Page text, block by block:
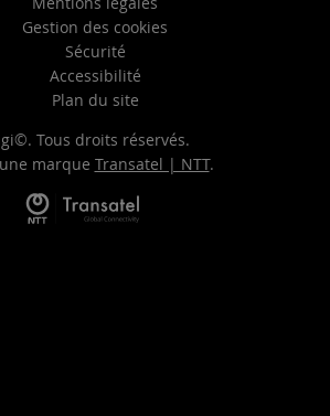
Gestion des cookies
Sécurité
Accessibilité
Plan du site
Tous droits réservés.
marque Transatel | NTT.